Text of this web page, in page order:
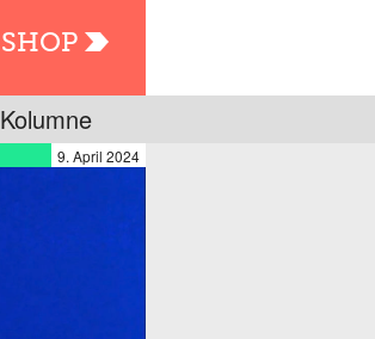
SHOP
Kolumne
9. April 2024